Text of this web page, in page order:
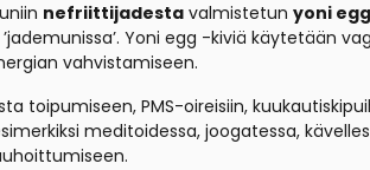
nefriittijadesta valmistetun yoni
Yoni egg -kiviä käytetään
vahvistamiseen.
toipumiseen, PMS-oireisiin,
meditoidessa, joogatessa,